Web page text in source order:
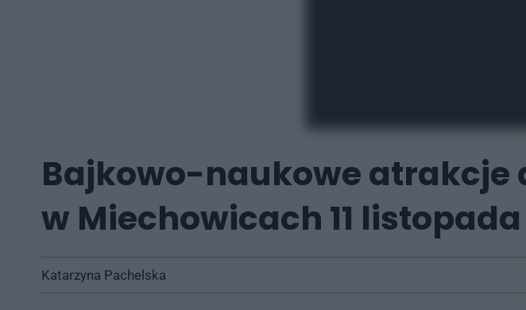
Bajkowo-naukowe atrakcje
w Miechowicach 11 listopada
Katarzyna Pachelska